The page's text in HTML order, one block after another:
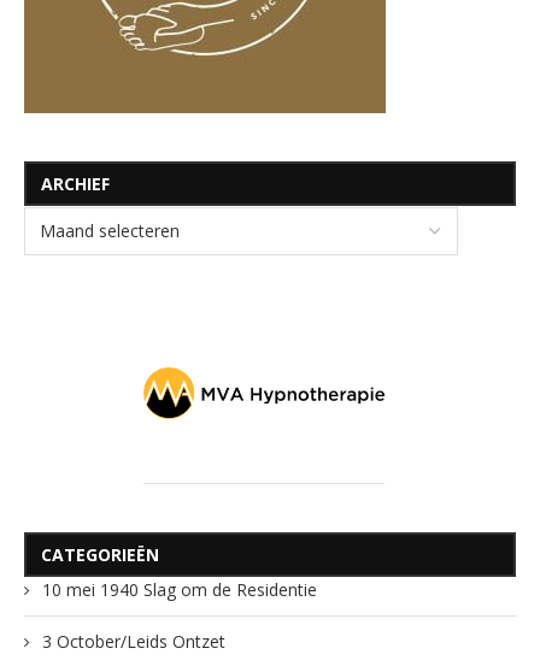
ARCHIEF
CATEGORIEËN
10 mei 1940 Slag om de Residentie
3 October/Leids Ontzet